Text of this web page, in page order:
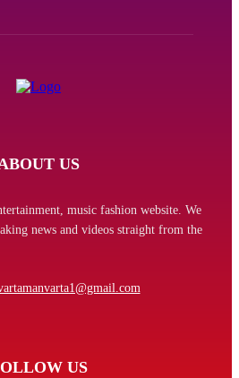
US
music fashion website. We
news and videos straight from the
US